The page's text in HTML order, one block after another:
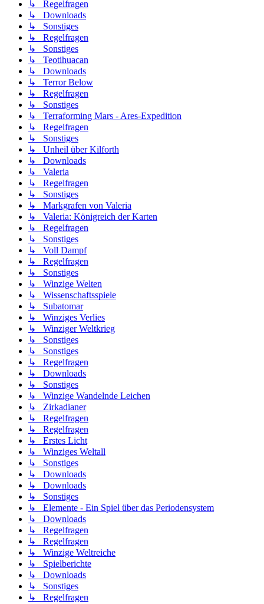
↳ Regelfragen
↳ Downloads
↳ Sonstiges
↳ Regelfragen
↳ Sonstiges
↳ Teotihuacan
↳ Downloads
↳ Terror Below
↳ Regelfragen
↳ Sonstiges
↳ Terraforming Mars - Ares-Expedition
↳ Regelfragen
↳ Sonstiges
↳ Unheil über Kilforth
↳ Downloads
↳ Valeria
↳ Regelfragen
↳ Sonstiges
↳ Markgrafen von Valeria
↳ Valeria: Königreich der Karten
↳ Regelfragen
↳ Sonstiges
↳ Voll Dampf
↳ Regelfragen
↳ Sonstiges
↳ Winzige Welten
↳ Wissenschaftsspiele
↳ Subatomar
↳ Winziges Verlies
↳ Winziger Weltkrieg
↳ Sonstiges
↳ Sonstiges
↳ Regelfragen
↳ Downloads
↳ Sonstiges
↳ Winzige Wandelnde Leichen
↳ Zirkadianer
↳ Regelfragen
↳ Regelfragen
↳ Erstes Licht
↳ Winziges Weltall
↳ Sonstiges
↳ Downloads
↳ Downloads
↳ Sonstiges
↳ Elemente - Ein Spiel über das Periodensystem
↳ Downloads
↳ Regelfragen
↳ Regelfragen
↳ Winzige Weltreiche
↳ Spielberichte
↳ Downloads
↳ Sonstiges
↳ Regelfragen